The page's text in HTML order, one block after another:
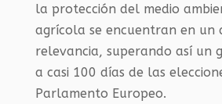
la protección del medio
agrícola se encuentran en un
relevancia, superando así un
a casi 100 días de las
Parlamento Europeo.